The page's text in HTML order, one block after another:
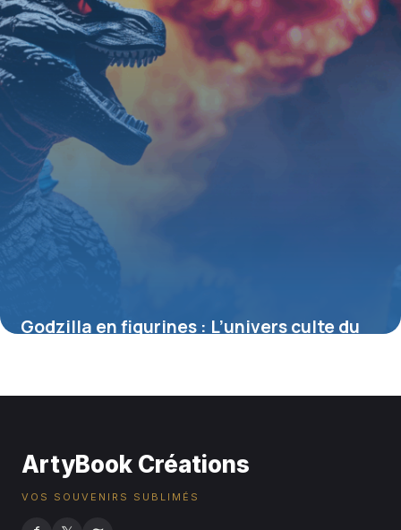
Godzilla en figurines : L’univers culte du
ArtyBook Créations
VOS SOUVENIRS SUBLIMÉS